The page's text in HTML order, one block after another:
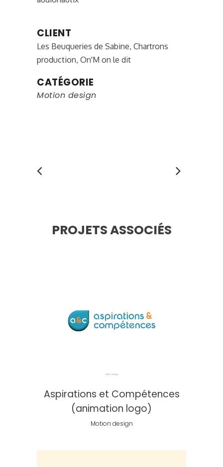
CLIENT
Les Beuqueries de Sabine, Chartrons
production, On'M on le dit
CATÉGORIE
Motion design
PROJETS ASSOCIÉS
Aspirations et Compétences
(animation logo)
Motion design